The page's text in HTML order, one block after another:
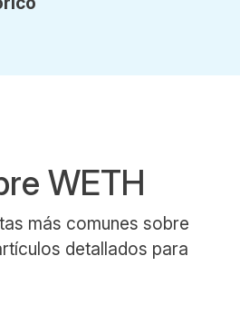
WETH
más comunes sobre
detallados para